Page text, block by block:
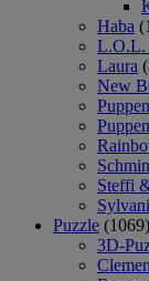
Haba
L.O.L.
Laura
New
Steffi
Puzzle (1069)
3D-